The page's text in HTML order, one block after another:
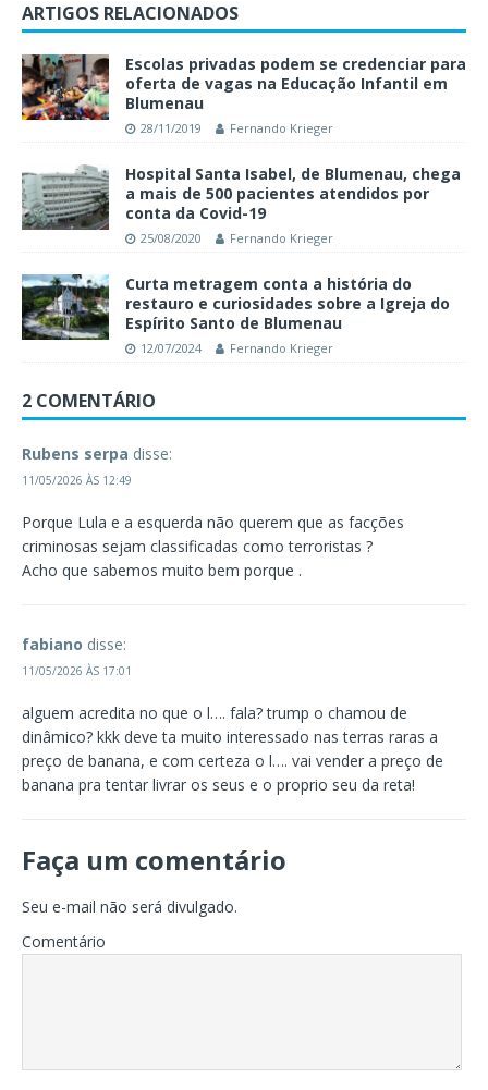
ARTIGOS RELACIONADOS
Escolas privadas podem se credenciar para
oferta de vagas na Educação Infantil em
Blumenau
28/11/2019 Fernando Krieger
Hospital Santa Isabel, de Blumenau, chega
a mais de 500 pacientes atendidos por
conta da Covid-19
25/08/2020 Fernando Krieger
Curta metragem conta a história do
restauro e curiosidades sobre a Igreja do
Espírito Santo de Blumenau
12/07/2024 Fernando Krieger
2 COMENTÁRIO
Rubens serpa disse:
11/05/2026 ÀS 12:49
Porque Lula e a esquerda não querem que as facções
criminosas sejam classificadas como terroristas ?
Acho que sabemos muito bem porque .
fabiano disse:
11/05/2026 ÀS 17:01
alguem acredita no que o l…. fala? trump o chamou de
dinâmico? kkk deve ta muito interessado nas terras raras a
preço de banana, e com certeza o l…. vai vender a preço de
banana pra tentar livrar os seus e o proprio seu da reta!
Faça um comentário
Seu e-mail não será divulgado.
Comentário